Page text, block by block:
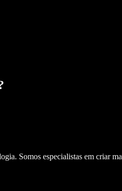
Somos especialistas em criar